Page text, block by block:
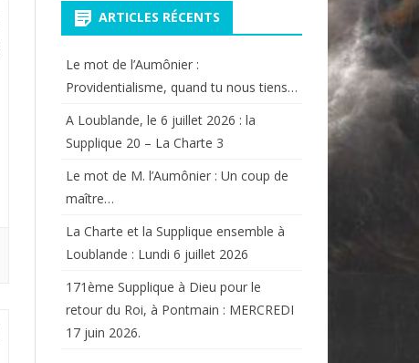
ARTICLES RÉCENTS
Le mot de l’Aumônier :
Providentialisme, quand tu nous tiens…
A Loublande, le 6 juillet 2026 : la
Supplique 20 – La Charte 3
Le mot de M. l’Aumônier : Un coup de
maître…
La Charte et la Supplique ensemble à
Loublande : Lundi 6 juillet 2026
171ème Supplique à Dieu pour le
retour du Roi, à Pontmain : MERCREDI
17 juin 2026.